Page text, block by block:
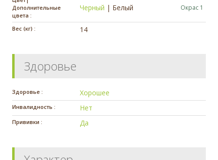
Дополнительные
цвета :
Черный | Белый Окрас 1
Вес (кг) : 14
Здоровье
Здоровье : Хорошее
Инвалидность : Нет
Прививки : Да